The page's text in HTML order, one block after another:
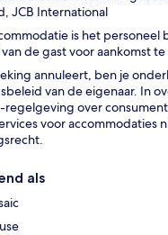
JCB International
is het personeel
de gast voor aankomst
annuleert, ben je
van de eigenaar. In
regelgeving over
voor accommodaties
als